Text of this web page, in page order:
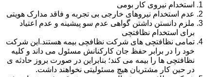
استخدام نیروی کار بومی
عدم استخدام نیروهای خارجی بی تجربه و فاقد مدارک هویتی
ملزم دانستن داشتن گواهی عدم سو پیشینه و عدم اعتیاد
برای استخدام نظافتچی
تمامی نظافتچی های شرکت نظافچی بیمه هستند.این شرکت
خود را در برابر حفظ جان کارکنانش مسئول می داند و کلیه
نظافتچی ها را بیمه می کند؛ بنابراین در صورت بروز حادثه ی
در حین کار مشتریان هیچ مسئولیتی نخواهند داشت.